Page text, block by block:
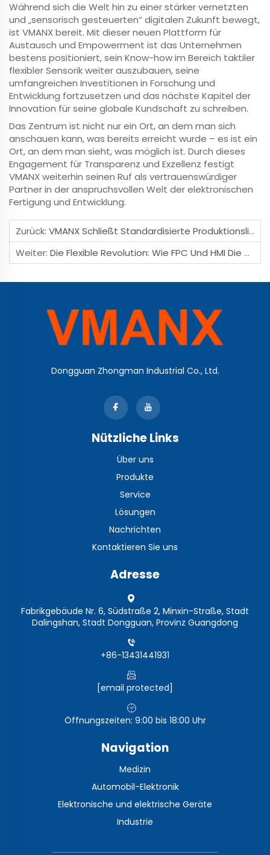
Während sich die Welt hin zu einer stärker vernetzten
und „sensorisch gesteuerten“ digitalen Zukunft bewegt,
ist VMANX bereit. Mit dieser neuen Plattform für
Austausch und Empowerment ist das Unternehmen
bestens positioniert, sein Know-how im Bereich taktiler
flexibler Sensorik weiter auszubauen, seine
umfangreichen Investitionen in Forschung und
Entwicklung fortzusetzen und das nächste Kapitel der
Innovation für seine globale Kundschaft zu schreiben.
Das Zentrum ist nicht nur ein Ort, an dem man sich
anschauen kann, was bereits erreicht wurde – es ist ein
Ort, an dem man sieht, was möglich ist. Durch dieses
Engagement für Transparenz und Exzellenz festigt
VMANX weiterhin seinen Ruf als vertrauenswürdiger
Partner in der anspruchsvollen Welt der elektronischen
Fertigung und Entwicklung.
Zurück: VMANX Schließt Standardisierte Produktionslinie Ab: Ein Strategischer Sprung In Der Flexiblen Sensorelektronik Und Bei Der Weiterentwicklung Der Industriellen Wertschöpfungskette
Weiter: Die Flexible Revolution: Wie FPC Und HMI Die Nächste Generation Nahtloser Interaktion Gestalten
Dongguan Zhongman Industrial Co., Ltd.
Nützliche Links
Über uns
Produkte
Service
Lösungen
Nachrichten
Kontaktieren Sie uns
Adresse
Fabrikgebäude Nr. 6, Südstraße 2, Minxin-Straße, Stadt
Dalingshan, Stadt Dongguan, Provinz Guangdong
+86-13431441931
[email protected]
Öffnungszeiten: 9:00 bis 18:00 Uhr
Navigation
Medizin
Automobil-Elektronik
Elektronische und elektrische Geräte
Industrie